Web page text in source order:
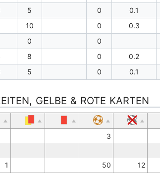
5 0 0.1
10 0 0.3
0 0
8 0 0.2
5 0 0.1
GELBE & ROTE KARTEN
3
1 50 12